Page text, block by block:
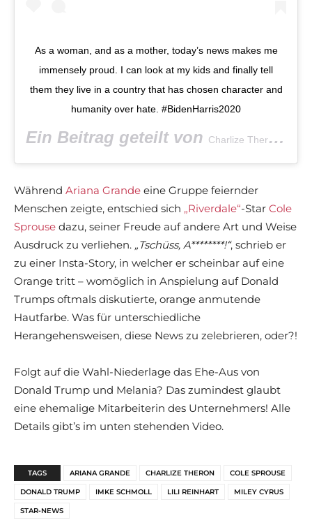
As a woman, and as a mother, today’s news makes me
immensely proud. I can look at my kids and finally tell
them they live in a country that has chosen character and
humanity over hate. #BidenHarris2020
Ein Beitrag geteilt von Charlize Theron
Während Ariana Grande eine Gruppe feiernder
Menschen zeigte, entschied sich „Riverdale“-Star Cole
Sprouse dazu, seiner Freude auf andere Art und Weise
Ausdruck zu verliehen. „Tschüss, A********!“, schrieb er
zu einer Insta-Story, in welcher er scheinbar auf eine
Orange tritt – womöglich in Anspielung auf Donald
Trumps oftmals diskutierte, orange anmutende
Hautfarbe. Was für unterschiedliche
Herangehensweisen, diese News zu zelebrieren, oder?!
Folgt auf die Wahl-Niederlage das Ehe-Aus von
Donald Trump und Melania? Das zumindest glaubt
eine ehemalige Mitarbeiterin des Unternehmers! Alle
Details gibt’s im unten stehenden Video.
TAGS ARIANA GRANDE CHARLIZE THERON COLE SPROUSE
DONALD TRUMP IMKE SCHMOLL LILI REINHART MILEY CYRUS
STAR-NEWS